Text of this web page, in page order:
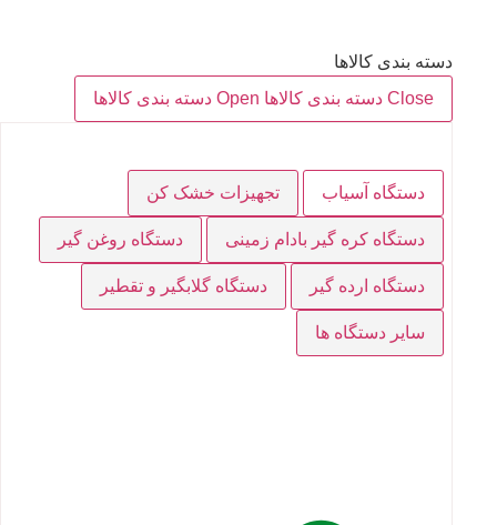
دسته بندی کالاها
Close دسته بندی کالاها
Open دسته بندی کالاها
دستگاه آسیاب تجهیزات خشک کن
دستگاه کره گیر بادام زمینی دستگاه روغن گیر
دستگاه ارده گیر دستگاه گلابگیر و تقطیر
سایر دستگاه ها